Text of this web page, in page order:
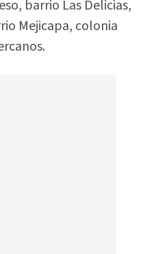
barrio Las Delicias,
Mejicapa, colonia